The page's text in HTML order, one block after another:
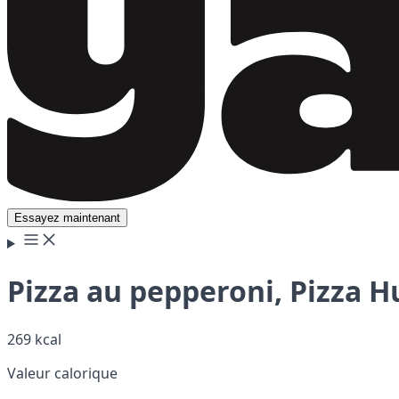
Essayez maintenant
Pizza au pepperoni, Pizza
269 kcal
Valeur calorique